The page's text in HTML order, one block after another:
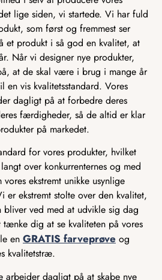
lige siden, vi startede. Vi har fuld
som først og fremmest ser
et produkt i så god en kvalitet, at
Når vi designer nye produkter,
at de skal være i brug i mange år
vis kvalitetsstandard. Vores
dagligt på at forbedre deres
færdigheder, så de altid er klar
på markedet.
for vores produkter, hvilket
over konkurrenternes og med
ekstremt unikke usynlige
er ekstremt stolte over den kvalitet,
ved med at udvikle sig dag
dig at se kvaliteten på vores
en GRATIS farveprøve og
kvalitetstræ.
arbejder dagligt på at skabe nye